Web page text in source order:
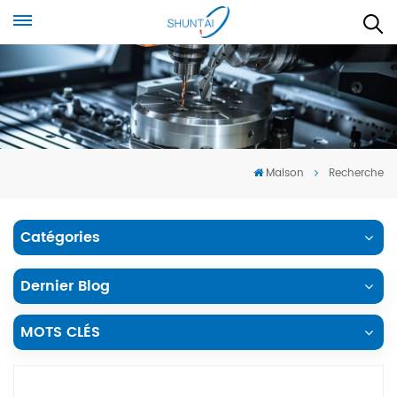
Maison Recherche
Catégories
Dernier Blog
MOTS CLÉS